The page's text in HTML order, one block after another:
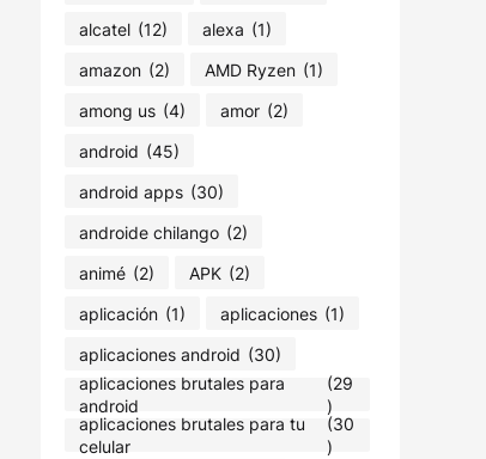
alcatel (12) alexa (1)
amazon (2) AMD Ryzen (1)
among us (4) amor (2)
android (45)
android apps (30)
androide chilango (2)
animé (2) APK (2)
aplicación (1) aplicaciones (1)
aplicaciones android (30)
aplicaciones brutales para
android
(29
)
aplicaciones brutales para tu
celular
(30
)